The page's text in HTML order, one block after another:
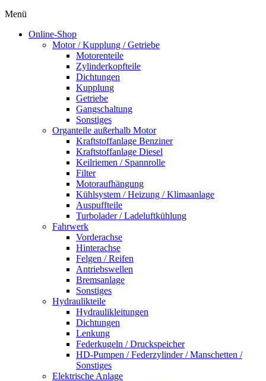
Menü
Online-Shop
Motor / Kupplung / Getriebe
Motorenteile
Zylinderkopfteile
Dichtungen
Kupplung
Getriebe
Gangschaltung
Sonstiges
Organteile außerhalb Motor
Kraftstoffanlage Benziner
Kraftstoffanlage Diesel
Keilriemen / Spannrolle
Filter
Motoraufhängung
Kühlsystem / Heizung / Klimaanlage
Auspuffteile
Turbolader / Ladeluftkühlung
Fahrwerk
Vorderachse
Hinterachse
Felgen / Reifen
Antriebswellen
Bremsanlage
Sonstiges
Hydraulikteile
Hydraulikleitungen
Dichtungen
Lenkung
Federkugeln / Druckspeicher
HD-Pumpen / Federzylinder / Manschetten /
Sonstiges
Elektrische Anlage